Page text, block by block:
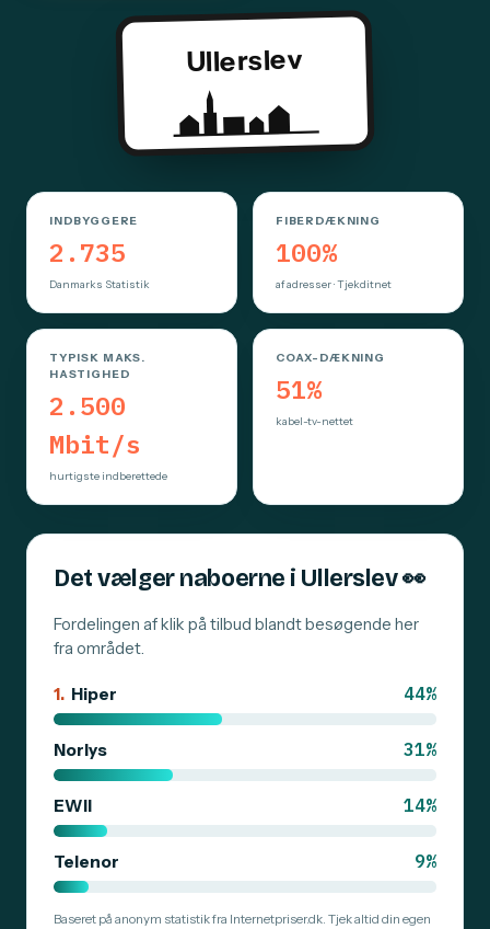
Ullerslev
INDBYGGERE
2.735
Danmarks Statistik
FIBERDÆKNING
100%
af adresser · Tjekditnet
TYPISK MAKS.
HASTIGHED
2.500
Mbit/s
hurtigste indberettede
COAX-DÆKNING
51%
kabel-tv-nettet
Det vælger naboerne i Ullerslev👀
Fordelingen af klik på tilbud blandt besøgende her
fra området.
1. Hiper 44%
Norlys 31%
EWII 14%
Telenor 9%
Baseret på anonym statistik fra Internetpriser.dk. Tjek altid din egen